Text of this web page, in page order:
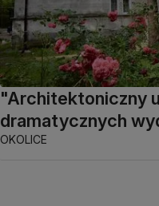
"Architektoniczny
dramatycznych
OKOLICE